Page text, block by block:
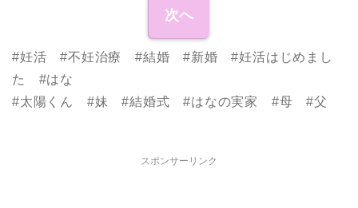
次へ
#妊活 #不妊治療 #結婚 #新婚 #妊活はじめまし
た #はな
#太陽くん #妹 #結婚式 #はなの実家 #母 #父
スポンサーリンク